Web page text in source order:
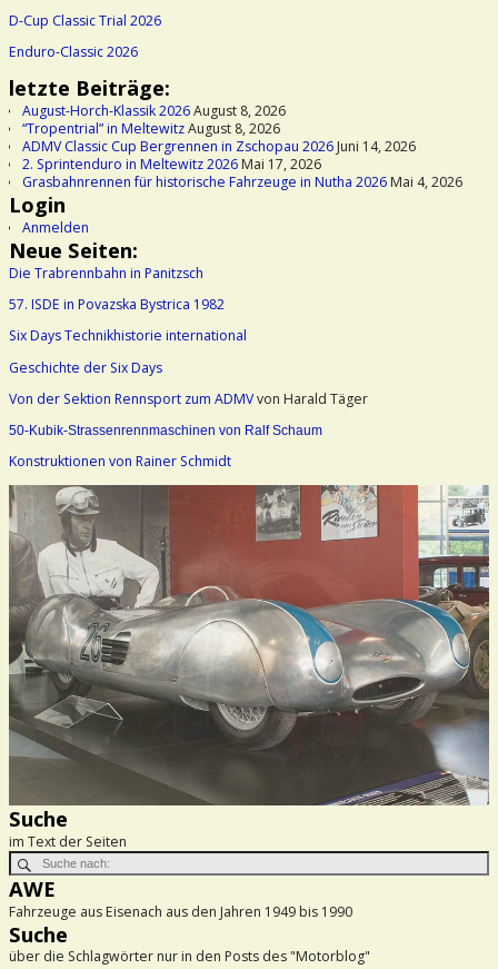
D-Cup Classic Trial 2026
Enduro-Classic 2026
letzte Beiträge:
August-Horch-Klassik 2026August 8, 2026
“Tropentrial” in MeltewitzAugust 8, 2026
ADMV Classic Cup Bergrennen in Zschopau 2026Juni 14, 2026
2. Sprintenduro in Meltewitz 2026Mai 17, 2026
Grasbahnrennen für historische Fahrzeuge in Nutha 2026Mai 4, 2026
Login
Anmelden
Neue Seiten:
Die Trabrennbahn in Panitzsch
57. ISDE in Povazska Bystrica 1982
Six Days Technikhistorie international
Geschichte der Six Days
Von der Sektion Rennsport zum ADMVvon Harald Täger
50-Kubik-Strassenrennmaschinen von Ralf Schaum
Konstruktionen von Rainer Schmidt
Suche
im Text der Seiten
AWE
Fahrzeuge aus Eisenach aus den Jahren 1949 bis 1990
Suche
über die Schlagwörter nur in den Posts des "Motorblog"